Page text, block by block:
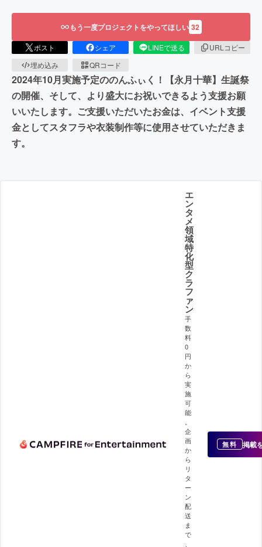
もう一度プロジェクトをやってほしい 32
ポスト シェア LINEで送る
URLコピー
埋め込み
QRコード
2024年10月実施予定ののんふぃく！【永月十華】生誕祭
の開催、そして、より盛大にお祝いできるよう支援お願
いいたします。ご支援いただいたお金は、イベント支援
金としてスタフラや衣装制作等に使用させていただきま
す。
エ
ン
タ
メ
領
域
特
化
型
ク
ラ
フ
ァ
ン
手
数
料
0
円
か
ら
実
施
可
能
企
画
か
ら
リ
タ
ー
ン
配
送
ま
で
無料 掲載